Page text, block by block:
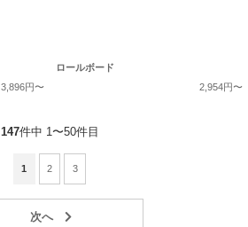
3,896円〜
ロールボード
2,954円〜
147件中 1〜50件目
1 2 3